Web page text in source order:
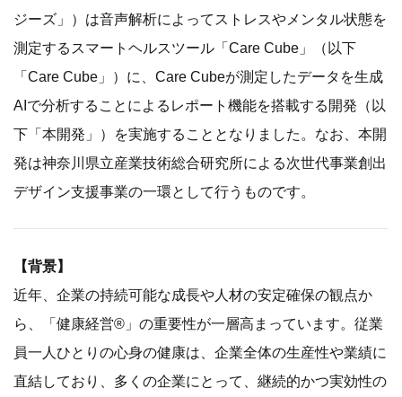
ジーズ」）は音声解析によってストレスやメンタル状態を
測定するスマートヘルスツール「Care Cube」（以下
「Care Cube」）に、Care Cubeが測定したデータを生成
AIで分析することによるレポート機能を搭載する開発（以
下「本開発」）を実施することとなりました。なお、本開
発は神奈川県立産業技術総合研究所による次世代事業創出
デザイン支援事業の一環として行うものです。
【背景】
近年、企業の持続可能な成長や人材の安定確保の観点か
ら、「健康経営®」の重要性が一層高まっています。従業
員一人ひとりの心身の健康は、企業全体の生産性や業績に
直結しており、多くの企業にとって、継続的かつ実効性の